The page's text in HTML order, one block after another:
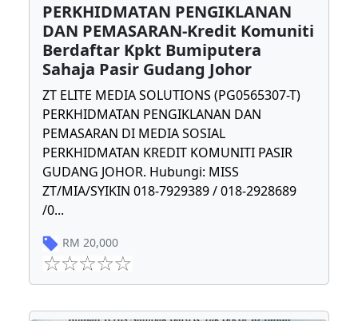
PERKHIDMATAN PENGIKLANAN
DAN PEMASARAN-Kredit Komuniti
Berdaftar Kpkt Bumiputera
Sahaja Pasir Gudang Johor
ZT ELITE MEDIA SOLUTIONS (PG0565307-T)
PERKHIDMATAN PENGIKLANAN DAN
PEMASARAN DI MEDIA SOSIAL
PERKHIDMATAN KREDIT KOMUNITI PASIR
GUDANG JOHOR. Hubungi: MISS
ZT/MIA/SYIKIN 018-7929389 / 018-2928689
/0...
RM 20,000